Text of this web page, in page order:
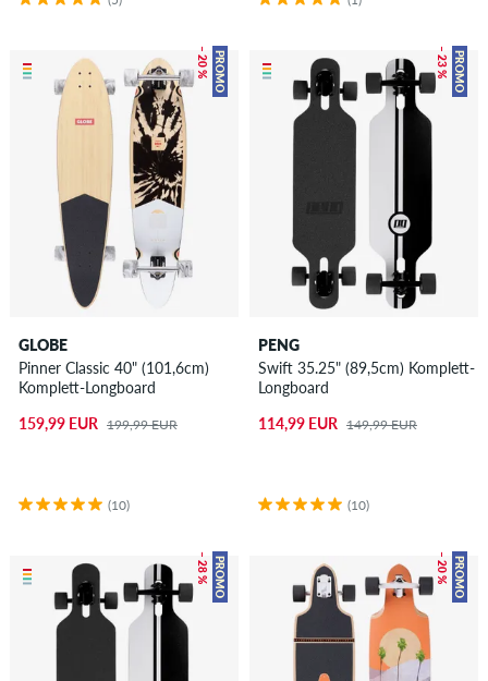
PROMO
– 20 %
GLOBE
Pinner Classic 40" (101,6cm)
Komplett-Longboard
159,99 EUR 199,99 EUR
(10)
PROMO
– 23 %
PENG
Swift 35.25" (89,5cm) Komplett-
Longboard
114,99 EUR 149,99 EUR
(10)
PROMO
– 28 % PROMO
– 20 %